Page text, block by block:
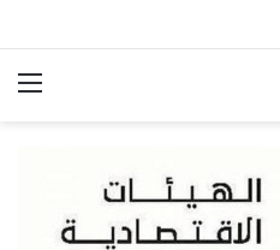
مستحقات “الكهرباء”